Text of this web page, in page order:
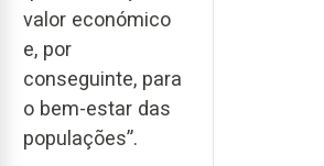
valor económico
e, por
conseguinte, para
o bem-estar das
populações”.